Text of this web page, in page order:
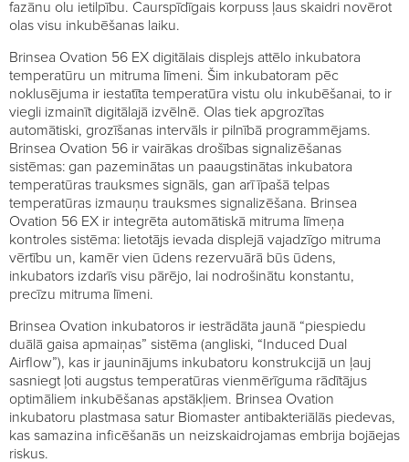
fazānu olu ietilpību. Caurspīdīgais korpuss ļaus skaidri novērot
olas visu inkubēšanas laiku.
Brinsea Ovation 56 EX digitālais displejs attēlo inkubatora
temperatūru un mitruma līmeni. Šim inkubatoram pēc
noklusējuma ir iestatīta temperatūra vistu olu inkubēšanai, to ir
viegli izmainīt digitālajā izvēlnē. Olas tiek apgrozītas
automātiski, grozīšanas intervāls ir pilnībā programmējams.
Brinsea Ovation 56 ir vairākas drošības signalizēšanas
sistēmas: gan pazeminātas un paaugstinātas inkubatora
temperatūras trauksmes signāls, gan arī īpašā telpas
temperatūras izmauņu trauksmes signalizēšana. Brinsea
Ovation 56 EX ir integrēta automātiskā mitruma līmeņa
kontroles sistēma: lietotājs ievada displejā vajadzīgo mitruma
vērtību un, kamēr vien ūdens rezervuārā būs ūdens,
inkubators izdarīs visu pārējo, lai nodrošinātu konstantu,
precīzu mitruma līmeni.
Brinsea Ovation inkubatoros ir iestrādāta jaunā “piespiedu
duālā gaisa apmaiņas” sistēma (angliski, “Induced Dual
Airflow”), kas ir jauninājums inkubatoru konstrukcijā un ļauj
sasniegt ļoti augstus temperatūras vienmērīguma rādītājus
optimāliem inkubēšanas apstākļiem. Brinsea Ovation
inkubatoru plastmasa satur Biomaster antibakteriālās piedevas,
kas samazina inficēšanās un neizskaidrojamas embrija bojāejas
riskus.